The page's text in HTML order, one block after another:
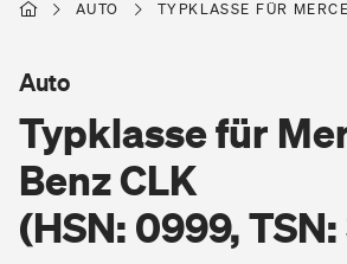
Berufsunfähigkeitsversicherung
Wohnen
Wohngebäudeversicherung
AUTO TYPKLASSE FÜR
Typklasse für
Benz CLK
(HSN: 0999,
Auto